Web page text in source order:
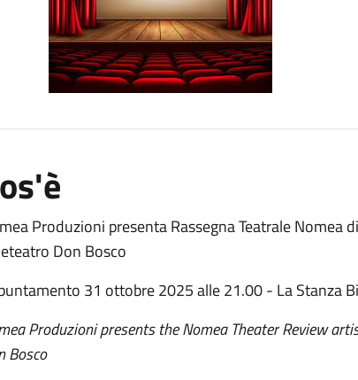
Produzioni presenta Rassegna Teatrale Nomea
Don Bosco
31 ottobre 2025 alle 21.00 - La Stanza
Produzioni presents the Nomea Theater Review
Bosco